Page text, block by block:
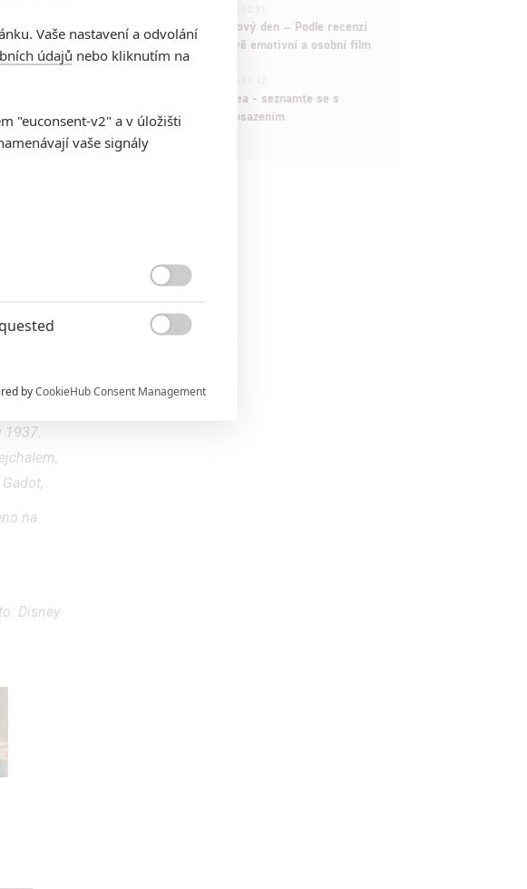
na
Disney
Spider-Man: Zbrusu nový den – Podle recenzí
máme čekat překvapivě emotivní a osobní film
Velké preview: Odyssea - seznamte se s
maximálně nabitým obsazením
Vaše nastavení a odvolání
údajů nebo kliknutím na
"euconsent-v2" a v úložišti
vaše signály

research,
Deliver and present
byCookieHub Consent Management